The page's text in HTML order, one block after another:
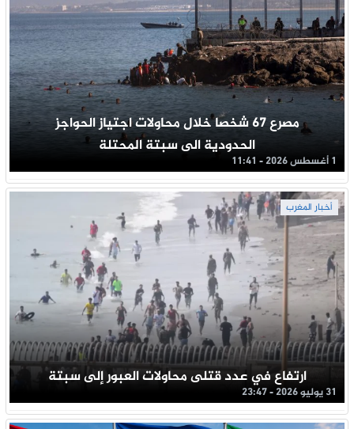
مصرع 67 شخصا خلال محاولات اجتياز الحواجز
الحدودية الى سبتة المحتلة
1 أغسطس 2026 - 11:41
أخبار المغرب
ارتفاع في عدد قتلى محاولات العبور إلى سبتة
31 يوليو 2026 - 23:47